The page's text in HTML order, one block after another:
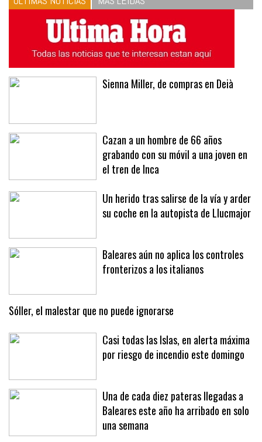
Sienna Miller, de compras en Deià
Cazan a un hombre de 66 años
grabando con su móvil a una joven en
el tren de Inca
Un herido tras salirse de la vía y arder
su coche en la autopista de Llucmajor
Baleares aún no aplica los controles
fronterizos a los italianos
Sóller, el malestar que no puede ignorarse
Casi todas las Islas, en alerta máxima
por riesgo de incendio este domingo
Una de cada diez pateras llegadas a
Baleares este año ha arribado en solo
una semana